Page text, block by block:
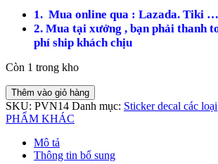
1. Mua online qua : Lazada. Tiki …
2. Mua tại xưởng , bạn phải thanh
phí ship khách chịu
Còn 1 trong kho
Thêm vào giỏ hàng
SKU: PVN14 Danh mục: Sticker decal các loại
PHẨM KHÁC
Mô tả
Thông tin bổ sung